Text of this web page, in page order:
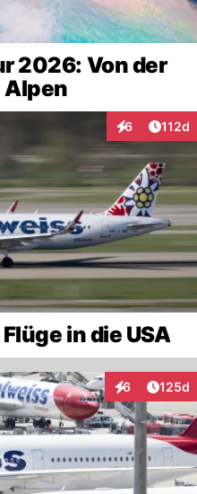
2026: Von der
Alpen
6
Interaktionen
112d
in die USA
6
Interaktionen
125d